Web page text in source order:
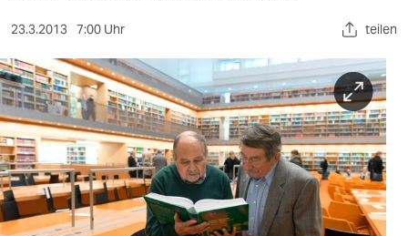
sport
berlin
nord
wahrheit
23.3.2013 7:00 Uhr teilen